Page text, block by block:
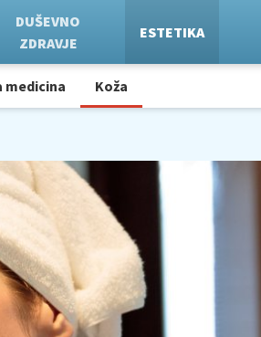
DUŠEVNO
ZDRAVJE
ESTETIKA
medicina Koža